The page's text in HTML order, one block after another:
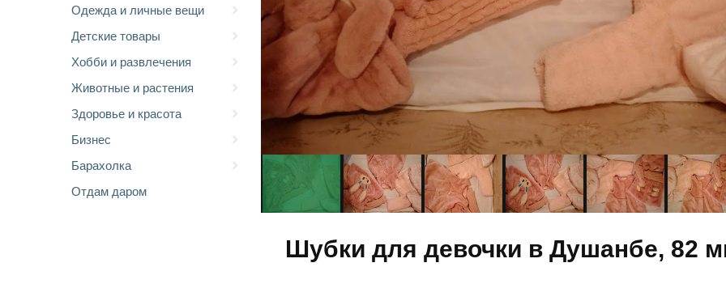
Одежда и личные вещи
Детские товары
Хобби и развлечения
Животные и растения
Здоровье и красота
Бизнес
Барахолка
Отдам даром
Шубки для девочки в Душанбе, 82